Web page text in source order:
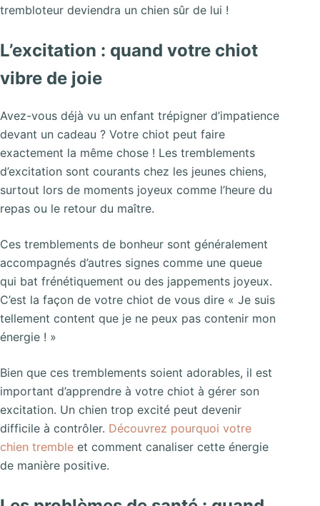
trembloteur deviendra un chien sûr de lui !
L’excitation : quand votre chiot
vibre de joie
Avez-vous déjà vu un enfant trépigner d’impatience
devant un cadeau ? Votre chiot peut faire
exactement la même chose ! Les tremblements
d’excitation sont courants chez les jeunes chiens,
surtout lors de moments joyeux comme l’heure du
repas ou le retour du maître.
Ces tremblements de bonheur sont généralement
accompagnés d’autres signes comme une queue
qui bat frénétiquement ou des jappements joyeux.
C’est la façon de votre chiot de vous dire « Je suis
tellement content que je ne peux pas contenir mon
énergie ! »
Bien que ces tremblements soient adorables, il est
important d’apprendre à votre chiot à gérer son
excitation. Un chien trop excité peut devenir
difficile à contrôler. Découvrez pourquoi votre
chien tremble et comment canaliser cette énergie
de manière positive.